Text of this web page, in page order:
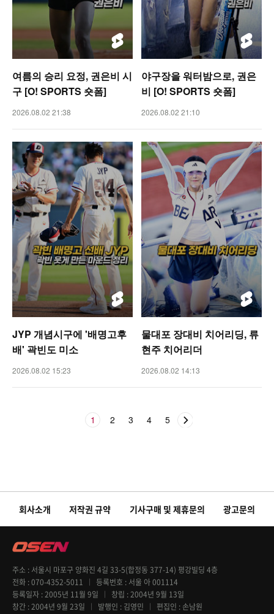
여름의 승리 요정, 권은비 시
구 [O! SPORTS 숏폼]
2026.08.02 21:38
야구장을 워터밤으로, 권은
비 [O! SPORTS 숏폼]
2026.08.02 21:10
JYP 개념시구에 '배명고후
배' 곽빈도 미소
2026.08.02 15:23
물대포 장대비 치어리딩, 류
현주 치어리더
2026.08.02 14:13
1 2 3 4 5
회사소개 저작권 규약 기사구매 및 제휴문의 광고문의
주소
서울시 마포구 양화진 4길 33-5(합정동 377-14) 평강빌딩 4층
전화 070-4352-5011 등록번호
서울 아 001114
등록일자 2005년 11월 9일 창립 2004년 9월 13일
창간 2004년 9월 23일 발행인 김영민 편집인
손남원